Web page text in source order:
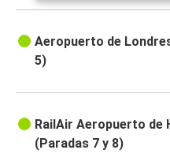
Aeropuerto de
5)
RailAir Aeropuerto de
(Paradas 7 y 8)